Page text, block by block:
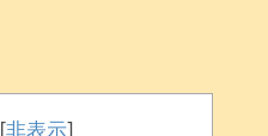
[非表示]